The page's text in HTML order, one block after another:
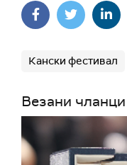
Кански фестивал
Везани чланци